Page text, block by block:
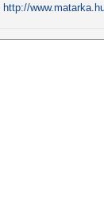
http://